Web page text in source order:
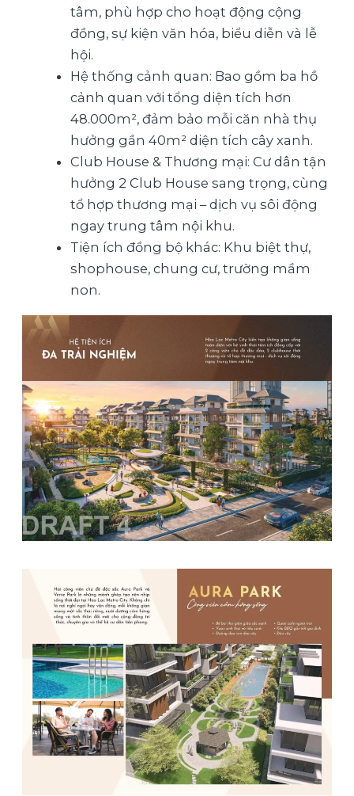
tâm, phù hợp cho hoạt động cộng
đồng, sự kiện văn hóa, biểu diễn và lễ
hội.
Hệ thống cảnh quan: Bao gồm ba hồ
cảnh quan với tổng diện tích hơn
48.000m², đảm bảo mỗi căn nhà thụ
hưởng gần 40m² diện tích cây xanh.
Club House & Thương mại: Cư dân tận
hưởng 2 Club House sang trọng, cùng
tổ hợp thương mại – dịch vụ sôi động
ngay trung tâm nội khu.
Tiện ích đồng bộ khác: Khu biệt thự,
shophouse, chung cư, trường mầm
non.